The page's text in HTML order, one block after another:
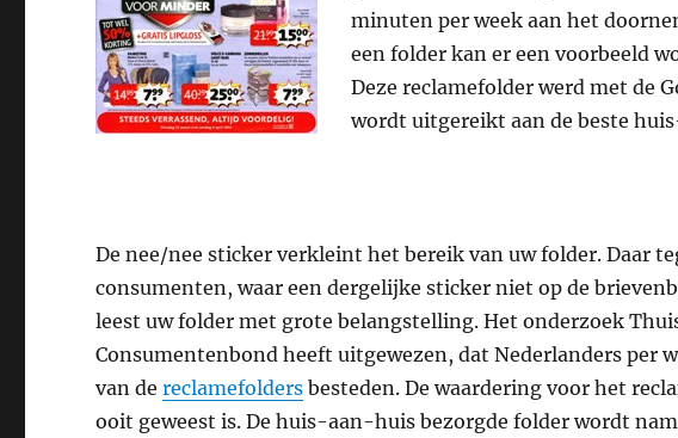
minuten per week aan het
een folder kan er een voorbeeld
Deze reclamefolder werd met de
wordt uitgereikt aan de beste
De nee/nee sticker verkleint het bereik van uw folder. Daar
consumenten, waar een dergelijke sticker niet op de
leest uw folder met grote belangstelling. Het onderzoek
Consumentenbond heeft uitgewezen, dat Nederlanders per
van dereclamefolders besteden. De waardering voor het
ooit geweest is. De huis-aan-huis bezorgde folder wordt